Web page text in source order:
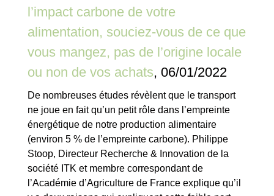
l’impact carbone de votre
alimentation, souciez-vous de ce que
vous mangez, pas de l’origine locale
ou non de vos achats, 06/01/2022
De nombreuses études révèlent que le transport
ne joue en fait qu’un petit rôle dans l’empreinte
énergétique de notre production alimentaire
(environ 5 % de l’empreinte carbone). Philippe
Stoop, Directeur Recherche & Innovation de la
société ITK et membre correspondant de
l’Académie d’Agriculture de France explique qu’il